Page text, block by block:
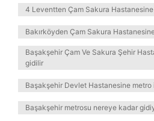
4 Leventten Çam Sakura Hastanesine
Bakırköyden Çam Sakura
Başakşehir Çam Ve Sakura Şehir
gidilir
Başakşehir Devlet Hastanesine metro
Başakşehir metrosu nereye kadar